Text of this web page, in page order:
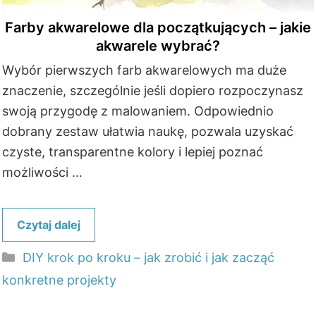
Farby akwarelowe dla początkujących – jakie
akwarele wybrać?
Wybór pierwszych farb akwarelowych ma duże
znaczenie, szczególnie jeśli dopiero rozpoczynasz
swoją przygodę z malowaniem. Odpowiednio
dobrany zestaw ułatwia naukę, pozwala uzyskać
czyste, transparentne kolory i lepiej poznać
możliwości …
Czytaj dalej
Kategorie
DIY krok po kroku – jak zrobić i jak zacząć
konkretne projekty